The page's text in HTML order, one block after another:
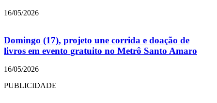
16/05/2026
Domingo (17), projeto une corrida e doação de
livros em evento gratuito no Metrô Santo Amaro
16/05/2026
PUBLICIDADE